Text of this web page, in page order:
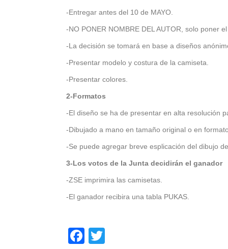
-Entregar antes del 10 de MAYO.
-NO PONER NOMBRE DEL AUTOR, solo poner
-La decisión se tomará en base a diseños
-Presentar modelo y costura de la camiseta.
-Presentar colores.
2-Formatos
-El diseño se ha de presentar en alta resolución
-Dibujado a mano en tamaño original o en
-Se puede agregar breve esplicación del dibujo
3-Los votos de la Junta decidirán el ganador
-ZSE imprimira las camisetas.
-El ganador recibira una tabla PUKAS.
Facebook